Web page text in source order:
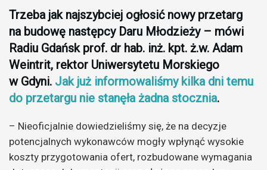
Trzeba jak najszybciej ogłosić nowy przetarg
na budowę następcy Daru Młodzieży – mówi
Radiu Gdańsk prof. dr hab. inż. kpt. ż.w. Adam
Weintrit, rektor Uniwersytetu Morskiego
w Gdyni. Jak już informowaliśmy kilka dni temu
do przetargu nie stanęła żadna stocznia.
– Nieoficjalnie dowiedzieliśmy się, że na decyzje
potencjalnych wykonawców mogły wpłynąć wysokie
koszty przygotowania ofert, rozbudowane wymagania